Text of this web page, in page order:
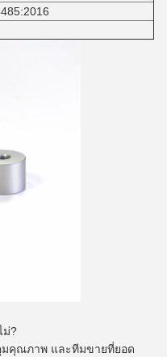
ม่?
มคุณภาพ และทีมขายที่ยอด